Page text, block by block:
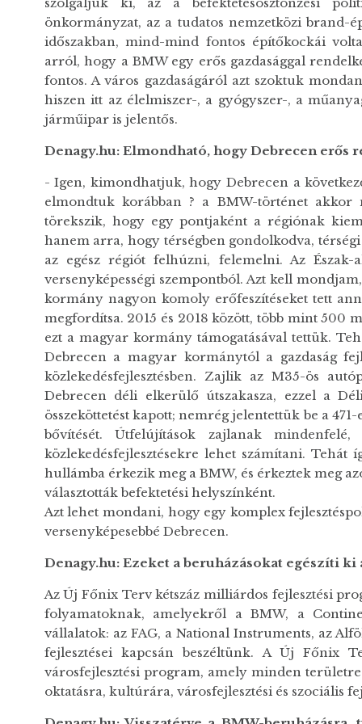
önkormányzat, az a tudatos nemzetközi brand-
időszakban, mind-mind fontos építőkockái
arról, hogy a BMW egy erős gazdasággal
fontos. A város gazdaságáról azt szoktuk
hiszen itt az élelmiszer-, a gyógyszer-, a
járműipar is jelentős.
Denagy.hu: Elmondható, hogy Debrecen erős
- Igen, kimondhatjuk, hogy Debrecen a
elmondtuk korábban ? a BMW-történet
törekszik, hogy egy pontjaként a régiónak
hanem arra, hogy térségben gondolkodva,
az egész régiót felhúzni, felemelni. Az
versenyképességi szempontból. Azt kell
kormány nagyon komoly erőfeszítéseket tett
megfordítsa. 2015 és 2018 között, több mint 500
ezt a magyar kormány támogatásával tettük.
Debrecen a magyar kormánytól a gazdaság
közlekedésfejlesztésben. Zajlik az M35-ös
Debrecen déli elkerülő útszakasza, ezzel a
összeköttetést kapott; nemrég jelentettük be a
bővítését. Útfelújítások zajlanak
közlekedésfejlesztésekre lehet számítani. Tehát
hullámba érkezik meg a BMW, és érkeztek meg
választották befektetési helyszínként.
Azt lehet mondani, hogy egy komplex
versenyképesebbé Debrecen.
Denagy.hu: Ezeket a beruházásokat egészíti ki
Az Új Főnix Terv kétszáz milliárdos fejlesztési
folyamatoknak, amelyekről a BMW, a
vállalatok: az FAG, a National Instruments, az
fejlesztései kapcsán beszéltünk. A Új Főnix
városfejlesztési program, amely minden
oktatásra, kultúrára, városfejlesztési és szociális